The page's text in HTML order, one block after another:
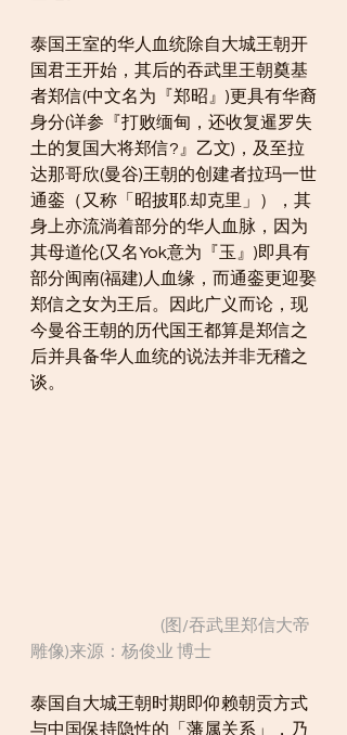
泰国王室的华人血统除自大城王朝开
国君王开始，其后的吞武里王朝奠基
者郑信(中文名为『郑昭』)更具有华裔
身分(详参『打败缅甸，还收复暹罗失
土的复国大将郑信?』乙文)，及至拉
达那哥欣(曼谷)王朝的创建者拉玛一世
通銮（又称「昭披耶.却克里」），其
身上亦流淌着部分的华人血脉，因为
其母道伦(又名Yok意为『玉』)即具有
部分闽南(福建)人血缘，而通銮更迎娶
郑信之女为王后。因此广义而论，现
今曼谷王朝的历代国王都算是郑信之
后并具备华人血统的说法并非无稽之
谈。
雕像)来源：杨俊业 博士
泰国自大城王朝时期即仰赖朝贡方式
与中国保持隐性的「藩属关系」，乃